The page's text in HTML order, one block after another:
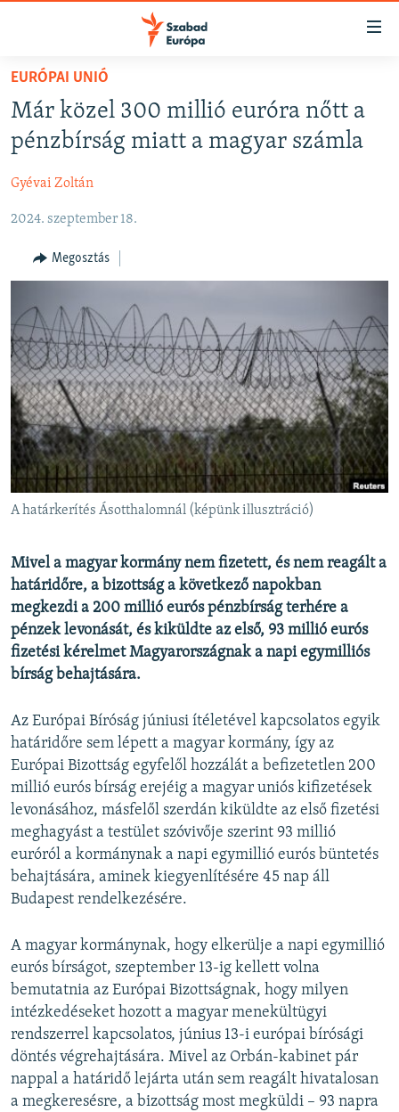
Akadálymentes
Ugrás
fő
oldalra
Ugrás
Ugrás
NAPIRENDEN
AKTUÁLIS
PODCASTOK
VIDEÓK
ELEMZŐ
NER15
TÁRSADALOM
DEMOKRÁCIA
A PÉNZ NYOMÁBAN
EURÓPAI UNIÓ
VILÁG
KLÍMAVÁLTOZÁS
A MÚLT TANULSÁGAI
KÖVESSEN MINKET!
Valamennyi RFE/RL weboldal
EURÓPAI UNIÓ
Már közel 300 millió euróra nőtt a
pénzbírság miatt a magyar számla
Gyévai Zoltán
2024. szeptember 18.
Megosztás
A határkerítés Ásotthalomnál (képünk illusztráció)
Mivel a magyar kormány nem fizetett, és nem reagált a
határidőre, a bizottság a következő napokban
megkezdi a 200 millió eurós pénzbírság terhére a
pénzek levonását, és kiküldte az első, 93 millió eurós
fizetési kérelmet Magyarországnak a napi egymilliós
bírság behajtására.
Az Európai Bíróság júniusi ítéletével kapcsolatos egyik
határidőre sem lépett a magyar kormány, így az
Európai Bizottság egyfelől hozzálát a befizetetlen 200
millió eurós bírság erejéig a magyar uniós kifizetések
levonásához, másfelől szerdán kiküldte az első fizetési
meghagyást a testület szóvivője szerint 93 millió
euróról a kormánynak a napi egymillió eurós büntetés
behajtására, aminek kiegyenlítésére 45 nap áll
Budapest rendelkezésére.
A magyar kormánynak, hogy elkerülje a napi egymillió
eurós bírságot, szeptember 13-ig kellett volna
bemutatnia az Európai Bizottságnak, hogy milyen
intézkedéseket hozott a magyar menekültügyi
rendszerrel kapcsolatos, június 13-i európai bírósági
döntés végrehajtására. Mivel az Orbán-kabinet pár
nappal a határidő lejárta után sem reagált hivatalosan
a megkeresésre, a bizottság most megküldi – 93 napra
FELIRATKOZÁS